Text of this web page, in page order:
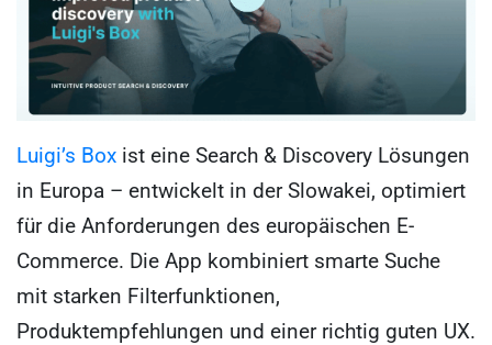
Luigi’s Box ist eine Search & Discovery Lösungen
in Europa – entwickelt in der Slowakei, optimiert
für die Anforderungen des europäischen E-
Commerce. Die App kombiniert smarte Suche
mit starken Filterfunktionen,
Produktempfehlungen und einer richtig guten UX.